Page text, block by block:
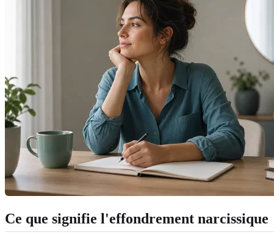
Ce que signifie l'effondrement narcissique